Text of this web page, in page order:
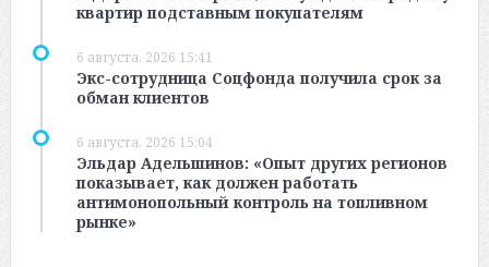
квартир подставным покупателям
6 августа, 2026 15:41
Экс-сотрудница Соцфонда получила срок за
обман клиентов
6 августа, 2026 15:04
Эльдар Адельшинов: «Опыт других регионов
показывает, как должен работать
антимонопольный контроль на топливном
рынке»